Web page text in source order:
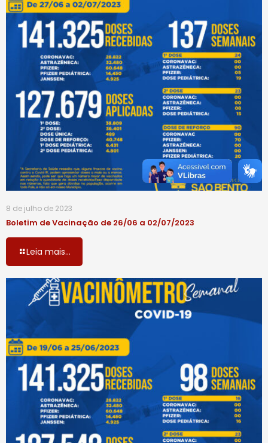
8 de julho de 2023
Boletim de Vacinação de 26/06 a 02/07/2023
Leia mais...